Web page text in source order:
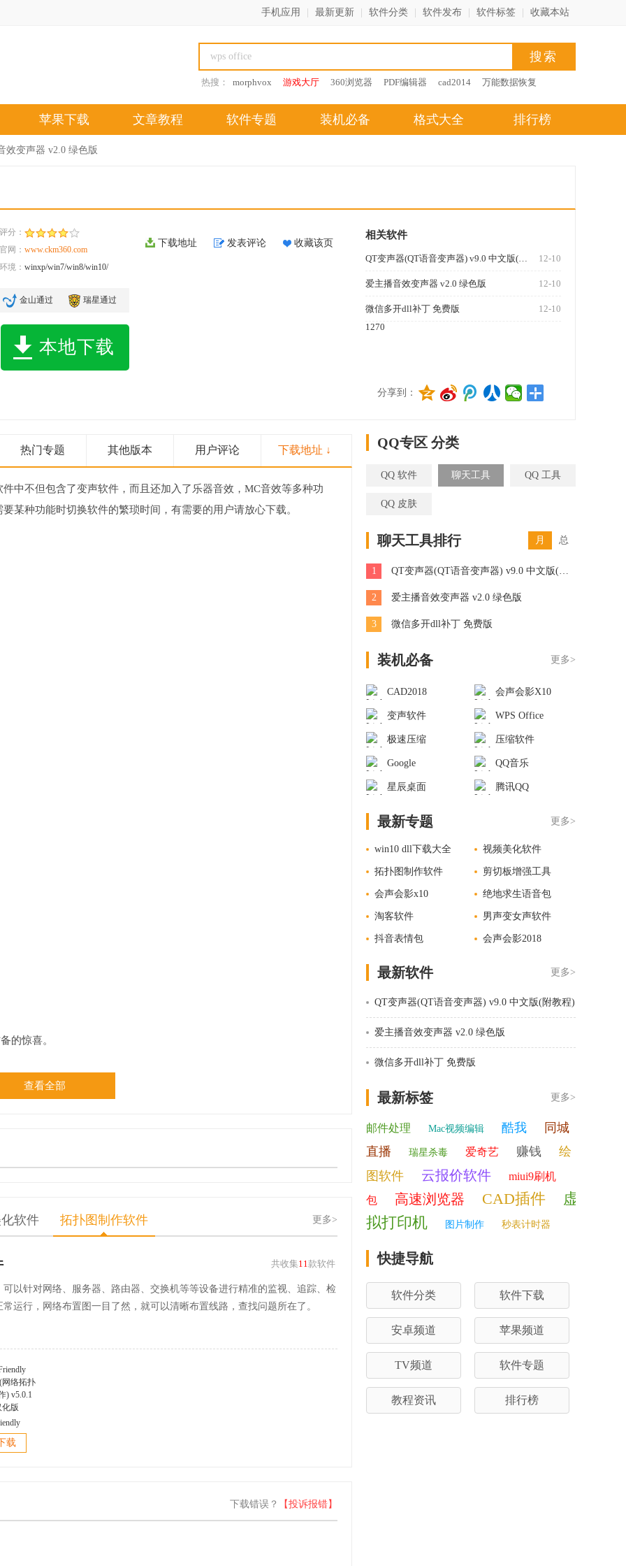
手机应用 最新更新 软件分类 软件发布 软件标签 收藏本站
热搜： morphvox 游戏大厅 360浏览器 PDF编辑器 cad2014 万能数据恢复
苹果下载 文章教程 软件专题 装机必备 格式大全 排行榜
效变声器 v2.0 绿色版
分：
网： www.ckm360.com
境： winxp/win7/win8/win10/
金山通过 瑞星通过
本地下载
下载地址 发表评论 收藏该页
相关软件
12-10
QT变声器(QT语音变声器) v9.0 中文版(附教程)
12-10
爱主播音效变声器 v2.0 绿色版
12-10
微信多开dll补丁 免费版
1270
分享到：
热门专题 其他版本 用户评论 下载地址 ↓
中不但包含了变声软件，而且还加入了乐器音效，MC音效等多种功
某种功能时切换软件的繁琐时间，有需要的用户请放心下载。
的惊喜。
查看全部
软件 拓扑图制作软件 更多>
共收集11款软件
可以针对网络、服务器、路由器、交换机等等设备进行精准的监视、追踪、检
运行，网络布置图一目了然，就可以清晰布置线路，查找问题所在了。
网络拓扑
) v5.0.1
载
下载错误？ 【投诉报错】
QQ专区 分类
QQ 软件 聊天工具 QQ 工具
QQ 皮肤
聊天工具排行 月 总
1 QT变声器(QT语音变声器) v9.0 中文版(附教程)
2 爱主播音效变声器 v2.0 绿色版
3 微信多开dll补丁 免费版
装机必备 更多>
CAD2018 会声会影X10
变声软件 WPS Office
极速压缩 压缩软件
Google QQ音乐
星辰桌面 腾讯QQ
最新专题 更多>
win10 dll下载大全 视频美化软件
拓扑图制作软件 剪切板增强工具
会声会影x10 绝地求生语音包
淘客软件 男声变女声软件
抖音表情包 会声会影2018
最新软件 更多>
QT变声器(QT语音变声器) v9.0 中文版(附教程)
爱主播音效变声器 v2.0 绿色版
微信多开dll补丁 免费版
最新标签 更多>
邮件处理 Mac视频编辑 酷我
同城
直播
瑞星杀毒 爱奇艺 赚钱
绘
图软件
云报价软件
miui9刷机
包
高速浏览器 CAD插件
虚
拟打印机
图片制作 秒表计时器
快捷导航
软件分类 软件下载
安卓频道 苹果频道
TV频道 软件专题
教程资讯 排行榜